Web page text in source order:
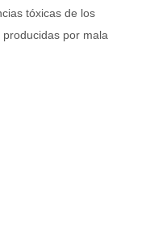
tóxicas de los
por mala